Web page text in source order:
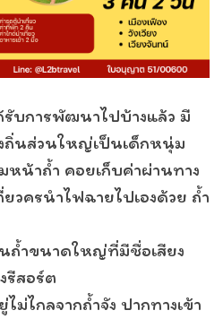
รับการพัฒนาไปบ้างแล้ว มี
ถิ่นส่วนใหญ่เป็นเด็กหนุ่ม
น้าถ้ำ คอยเก็บค่าผ่านทาง
วครนำไฟฉายไปเองด้วย ถ้ำ
ดใหญ่ที่มีชื่อเสียง
รีสอร์ต
จากถ้ำจัง ปากทางเข้า